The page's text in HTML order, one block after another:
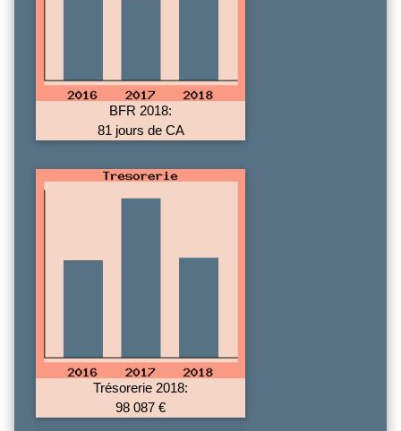
BFR 2018:
81 jours de CA
Trésorerie 2018:
98 087 €